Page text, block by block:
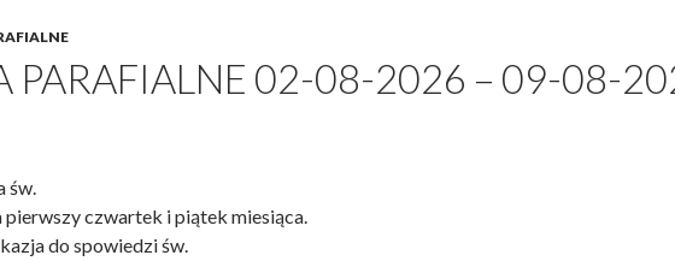
PARAFIALNE 02-08-2026 – 09-08-
św.
czwartek i piątek miesiąca.
do spowiedzi św.